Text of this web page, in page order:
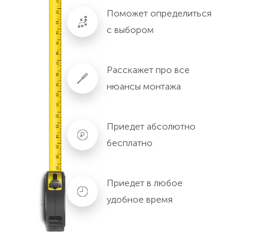
Поможет определиться
с выбором
Расскажет про все
нюансы монтажа
Приедет абсолютно
бесплатно
Приедет в любое
удобное время